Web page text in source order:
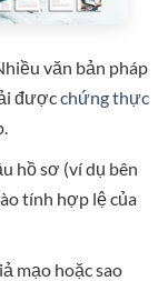
văn bản pháp
đượcchứng thực
hồ sơ (ví dụ bên
tính hợp lệ của
mạo hoặc sao